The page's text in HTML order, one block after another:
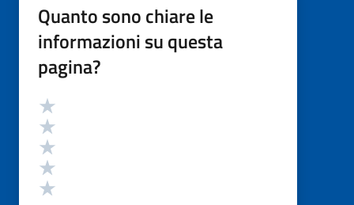
Quanto sono chiare le
informazioni su questa
pagina?
Valutazione